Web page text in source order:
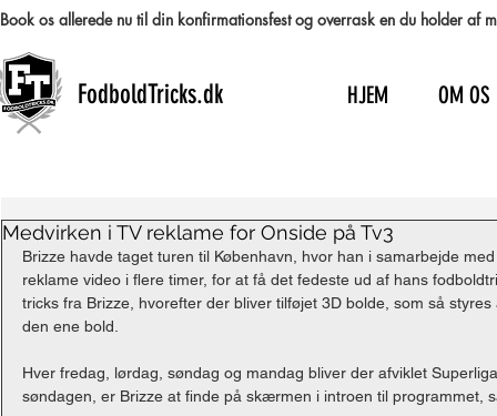
Book os allerede nu til din konfirmationsfest og overrask en du holder af
FodboldTricks.dk HJEM OM OS
Medvirken i TV reklame for Onside på Tv3
Brizze havde taget turen til København, hvor han i samarbejde
reklame video i flere timer, for at få det fedeste ud af hans
tricks fra Brizze, hvorefter der bliver tilføjet 3D bolde, som så
den ene bold.
Hver fredag, lørdag, søndag og mandag bliver der afviklet
søndagen, er Brizze at finde på skærmen i introen til programmet,